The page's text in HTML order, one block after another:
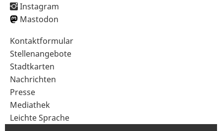
Instagram
Mastodon
Sekundärnavigation
im
Fußbereich
Kontaktformular
Stellenangebote
Stadtkarten
Nachrichten
Presse
Mediathek
Leichte Sprache